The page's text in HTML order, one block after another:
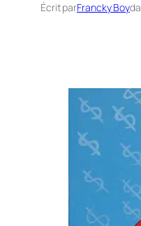
Écrit parFrancky Boy